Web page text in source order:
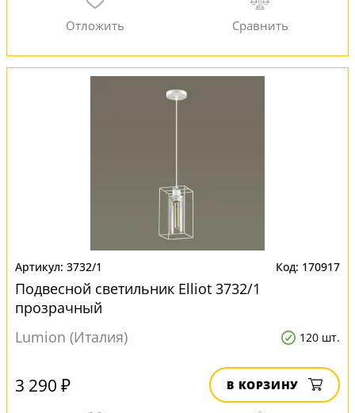
3732/1 170917
Подвесной светильник Elliot 3732/1
прозрачный
Lumion (Италия)
120 шт.
3 290 ₽ В КОРЗИНУ